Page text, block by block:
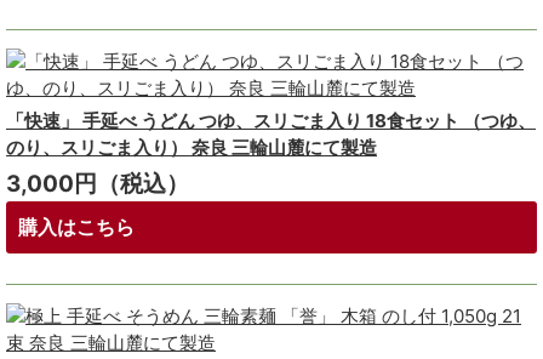
「快速」 手延べ うどん つゆ、スリごま入り 18食セット （つゆ、
のり、スリごま入り） 奈良 三輪山麓にて製造
3,000円（税込）
購入はこちら